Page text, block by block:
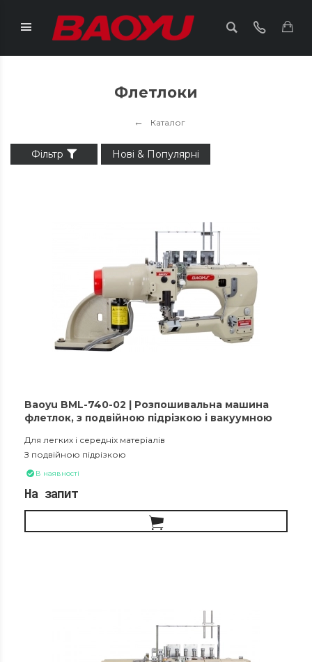
Флетлоки
Каталог
Фільтр Нові & Популярні
Baoyu BML-740-02 | Розпошивальна машина
флетлок, з подвійною підрізкою і вакуумною
Для легких і середніх матеріалів
З подвійною підрізкою
В наявності
На запит